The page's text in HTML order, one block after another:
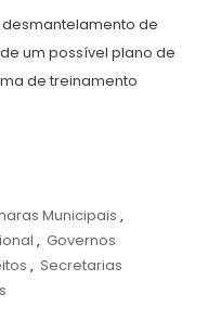
de
um possível plano de
de treinamento
Municipais ,
, Governos
, Secretarias